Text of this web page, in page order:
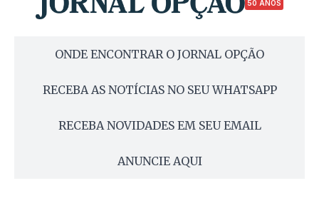
50 ANOS
ONDE ENCONTRAR O JORNAL OPÇÃO
RECEBA AS NOTÍCIAS NO SEU WHATSAPP
RECEBA NOVIDADES EM SEU EMAIL
ANUNCIE AQUI